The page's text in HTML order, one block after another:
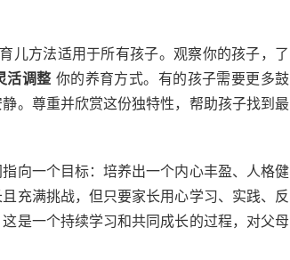
儿方法适用于所有孩子。观察你的孩子，了
活调整 你的养育方式。有的孩子需要更多鼓
。尊重并欣赏这份独特性，帮助孩子找到最
向一个目标：培养出一个内心丰盈、人格健
充满挑战，但只要家长用心学习、实践、反
是一个持续学习和共同成长的过程，对父母